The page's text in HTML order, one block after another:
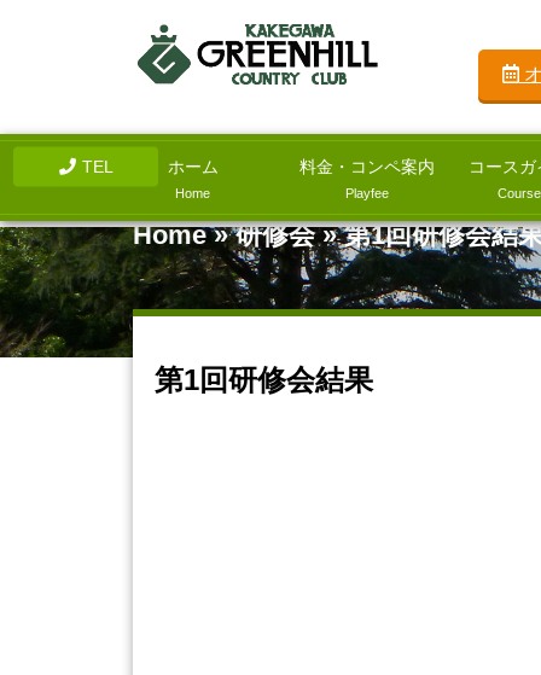
TEL ホーム
Home
料金・コンペ案内
Playfee
コースガ
Course
Home»研修会»第1回研修会結
第1回研修会結果